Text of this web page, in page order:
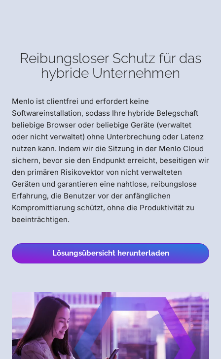
Reibungsloser Schutz für das
hybride Unternehmen
Menlo ist clientfrei und erfordert keine
Softwareinstallation, sodass Ihre hybride Belegschaft
beliebige Browser oder beliebige Geräte (verwaltet
oder nicht verwaltet) ohne Unterbrechung oder Latenz
nutzen kann. Indem wir die Sitzung in der Menlo Cloud
sichern, bevor sie den Endpunkt erreicht, beseitigen wir
den primären Risikovektor von nicht verwalteten
Geräten und garantieren eine nahtlose, reibungslose
Erfahrung, die Benutzer vor der anfänglichen
Kompromittierung schützt, ohne die Produktivität zu
beeinträchtigen.
Lösungsübersicht herunterladen